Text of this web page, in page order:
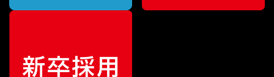
販売価格¥7,700（税込）